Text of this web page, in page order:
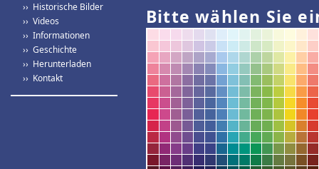
›› Historische Bilder
›› Videos
›› Informationen
›› Geschichte
›› Herunterladen
›› Kontakt
Bitte wählen Sie